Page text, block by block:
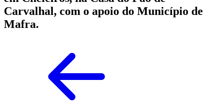
Carvalhal, com o apoio do Município de
Mafra.